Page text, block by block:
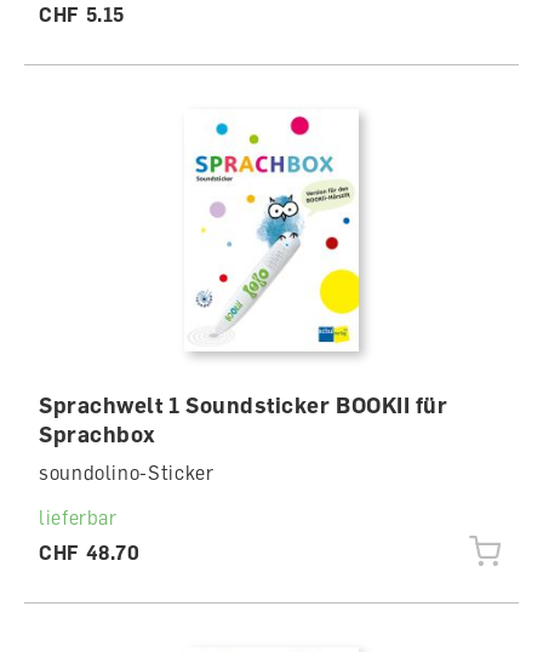
CHF 5.15
Sprachwelt 1 Soundsticker BOOKII für
Sprachbox
soundolino-Sticker
lieferbar
CHF 48.70